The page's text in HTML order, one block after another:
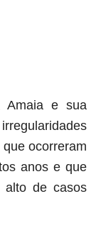
Amaia e sua
ocorreram
anos e que
alto de casos